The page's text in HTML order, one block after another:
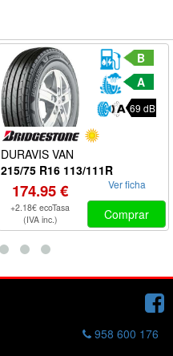
B
A
69 dB
DURAVIS VAN
215/75 R16 113/111R
174.95 €
+2.18€ ecoTasa
(IVA inc.)
Ver ficha
Comprar
958 600 176